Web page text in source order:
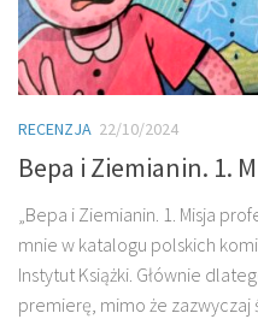
RECENZJA 22/10/2024
Bepa i Ziemianin. 1.
„Bepa i Ziemianin. 1. Misja
mnie w katalogu polskich
Instytut Książki. Głównie
premierę, mimo że zazwyczaj